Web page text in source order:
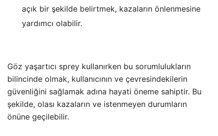
açık bir şekilde belirtmek, kazaların önlenmesine
yardımcı olabilir.
Göz yaşartıcı sprey kullanırken bu sorumlulukların
bilincinde olmak, kullanıcının ve çevresindekilerin
güvenliğini sağlamak adına hayati öneme sahiptir. Bu
şekilde, olası kazaların ve istenmeyen durumların
önüne geçilebilir.